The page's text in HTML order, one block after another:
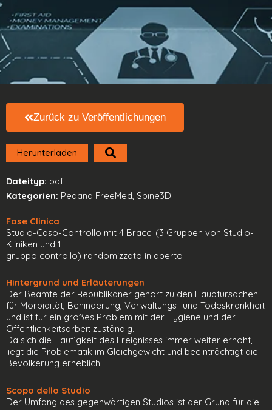
Zurück zu Veröffentlichungen
Fase Clinica
Studio-Caso-Controllo mit 4 Bracci (3 Gruppen von Studio-
Kliniken und 1
gruppo controllo) randomizzato in aperto
Hintergrund und Erläuterungen
Der Beamte der Republikaner gehört zu den Hauptursachen
für Morbidität, Behinderung, Verwaltungs- und Todeskrankheit
und ist für ein großes Problem mit der Hygiene und der
Öffentlichkeitsarbeit zuständig.
Da sich die Häufigkeit des Ereignisses immer weiter erhöht,
liegt die Problematik im Gleichgewicht und beeinträchtigt die
Bevölkerung erheblich.
Scopo dello Studio
Der Umfang des gegenwärtigen Studios ist der Grund für die
Herunterladen
Dateityp: pdf
Kategorien: Pedana FreeMed, Spine3D